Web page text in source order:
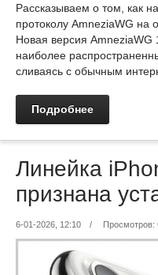
Рассказываем о том, как
протоколу AmneziaWG на
Новая версия AmneziaWG
наиболее
сливаясь с обычным
Подробнее
Линейка
признана
6-01-2026, 12:10 / Просмотров: